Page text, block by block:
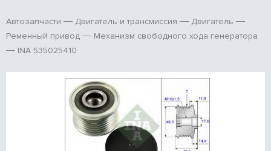
Автозапчасти Двигатель и трансмиссия
Двигатель
Ременный привод
Механизм свободного хода генератора
INA 535025410